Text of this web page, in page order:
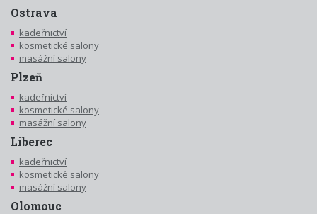
Ostrava
kadeřnictví
kosmetické salony
masážní salony
Plzeň
kadeřnictví
kosmetické salony
masážní salony
Liberec
kadeřnictví
kosmetické salony
masážní salony
Olomouc